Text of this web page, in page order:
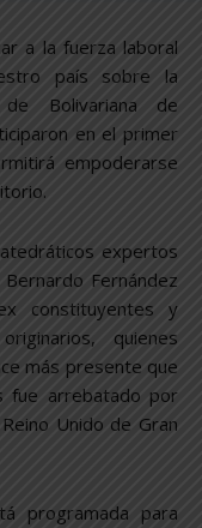
a la fuerza laboral
país sobre la
de Bolivariana de
en el primer
empoderarse
expertos
Fernández
constituyentes y
quienes
más presente que
fue arrebatado por
Unido de Gran
programada para